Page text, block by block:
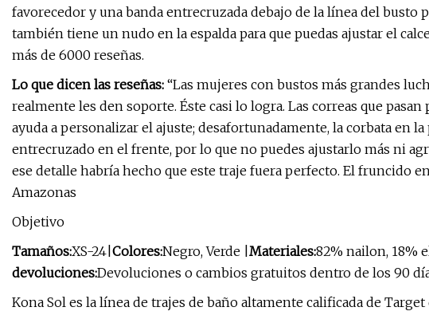
favorecedor y una banda entrecruzada debajo de la línea del
también tiene un nudo en la espalda para que puedas ajustar el
más de 6000 reseñas.
Lo que dicen las reseñas: “Las mujeres con bustos más grandes
realmente les den soporte. Éste casi lo logra. Las correas que
ayuda a personalizar el ajuste; desafortunadamente, la corbata en
entrecruzado en el frente, por lo que no puedes ajustarlo más ni
ese detalle habría hecho que este traje fuera perfecto. El fruncido
Amazonas
Objetivo
Tamaños:XS-24 Colores:Negro, Verde | Materiales:82% nailon, 18%
devoluciones:Devoluciones o cambios gratuitos dentro de los 90
Kona Sol es la línea de trajes de baño altamente calificada de